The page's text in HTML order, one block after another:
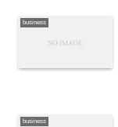
business
business